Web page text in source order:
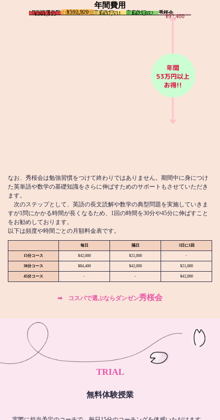
年間費用
I個別指導学院
¥361,815 T個別指導学院
¥592,920 家庭教師T
¥437,531 家庭教師M
¥425,652 秀桜会
¥92,400
なお、秀桜会は勉強習慣をつけて終わりではありません。期間中に身につけ
た英単語や数学の基礎知識をさらに伸ばすためのサポートもさせていただき
ます。
次のステップとして、英語の長文読解や数学の典型問題を実施していきま
すが1問にかかる時間が長くなるため、1回の時間を30分や45分に伸ばすこと
をお勧めしております。
以下は頻度や時間ごとの月額料金表です。
毎日 隔日 3日に1回
15分コース ¥42,000 ¥21,000 -
30分コース ¥84,400 ¥42,000 ¥21,000
45分コース - - ¥42,000
➡︎ コスパで選ぶならダンゼン秀桜会
TRIAL
無料体験授業